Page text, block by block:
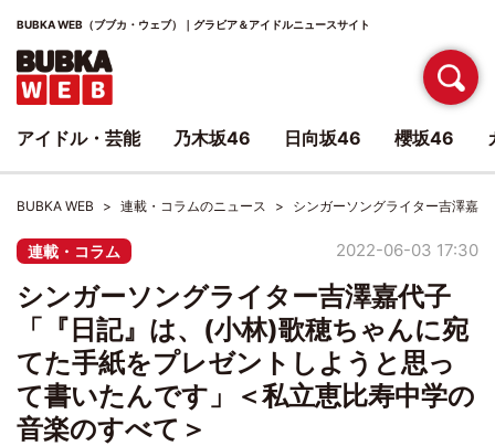
BUBKA WEB（ブブカ・ウェブ）｜グラビア＆アイドルニュースサイト
BUBKA WEB 連載・コラムのニュース シンガーソングライター吉澤嘉
連載・コラム 2022-06-03 17:30
シンガーソングライター吉澤嘉代子
「『日記』は、(小林)歌穂ちゃんに宛
てた手紙をプレゼントしようと思っ
て書いたんです」＜私立恵比寿中学の
音楽のすべて＞
アイドル・芸能 乃木坂46 日向坂46 櫻坂46